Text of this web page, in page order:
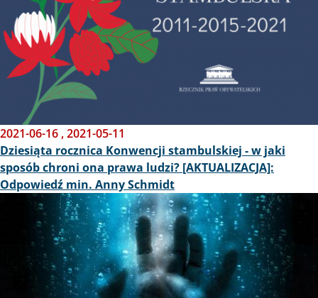
2021-06-16 ,2021-05-11
Dziesiąta rocznica Konwencji stambulskiej - w jaki
sposób chroni ona prawa ludzi? [AKTUALIZACJA]:
Odpowiedź min. Anny Schmidt